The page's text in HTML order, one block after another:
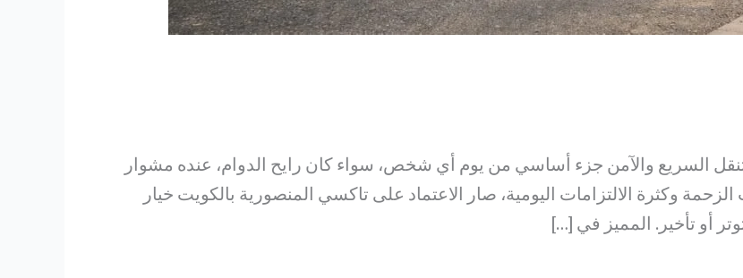
السريع والآمن جزء أساسي من يوم أي شخص، سواء كان رايح الدوام، عنده مشوار
وكثرة الالتزامات اليومية، صار الاعتماد على تاكسي المنصورية بالكويت خيار
أو تأخير. المميز في […]